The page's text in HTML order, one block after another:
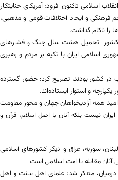
اسلامی تاکنون افزود: آمریکای جنایتکار
فرهنگی و ایجاد اختلافات قومی و مذهبی،
را ناکام گذاشت.
مختلف کشور، تحمیل هشت سال جنگ و فشارهای
اسلامی ایران با تکیه بر مردم و رهبری
در کشور بودند، تصریح کرد: حضور گسترده
و استوار ایستاده‌اند.
امید همه آزادیخواهان جهان و محور مقاومت
نیست بلکه آنان با اصل اسلام، قرآن و
سوریه، عراق و دیگر کشورهای اسلامی
مقابله با امت اسلامی است.
درمیان، متذکر شد: علمای اهل سنت و اهل